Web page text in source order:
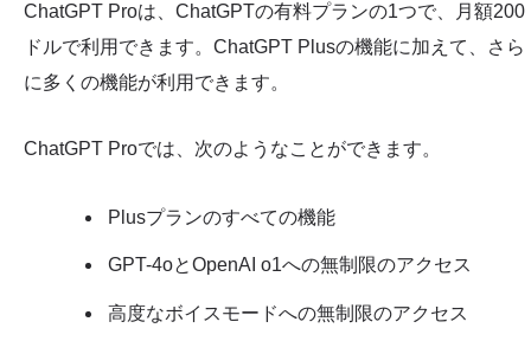
ChatGPT Proは、ChatGPTの有料プランの1つで、月額200
ドルで利用できます。ChatGPT Plusの機能に加えて、さら
に多くの機能が利用できます。
ChatGPT Proでは、次のようなことができます。
Plusプランのすべての機能
GPT-4oとOpenAI o1への無制限のアクセス
高度なボイスモードへの無制限のアクセス